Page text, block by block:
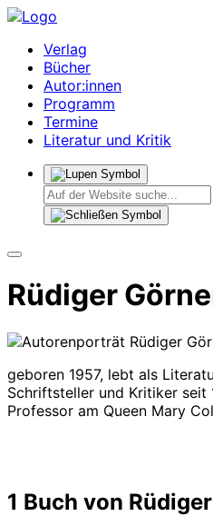
Verlag
Bücher
Autor:innen
Programm
Termine
Literatur und Kritik
Rüdiger
geboren 1957, lebt als
Schriftsteller und Kritiker seit
Professor am Queen Mary
1 Buch von